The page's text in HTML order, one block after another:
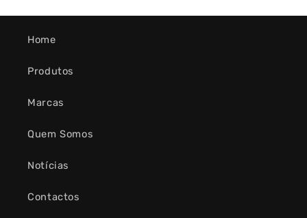
Home
Produtos
Marcas
Quem Somos
Notícias
Contactos